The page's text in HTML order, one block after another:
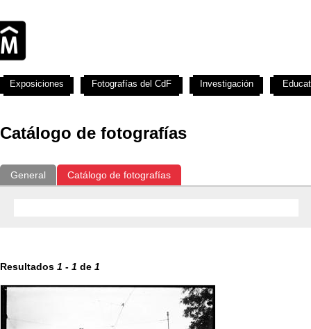
Catálogo de fotografías
General Catálogo de fotografías
Resultados 1 - 1 de 1
Exposiciones Fotografías del CdF Investigación